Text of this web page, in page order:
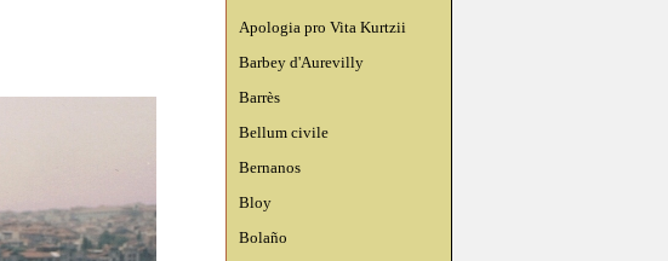
Apologia pro Vita Kurtzii
Barbey d'Aurevilly
Barrès
Bellum civile
Bernanos
Bloy
Bolaño